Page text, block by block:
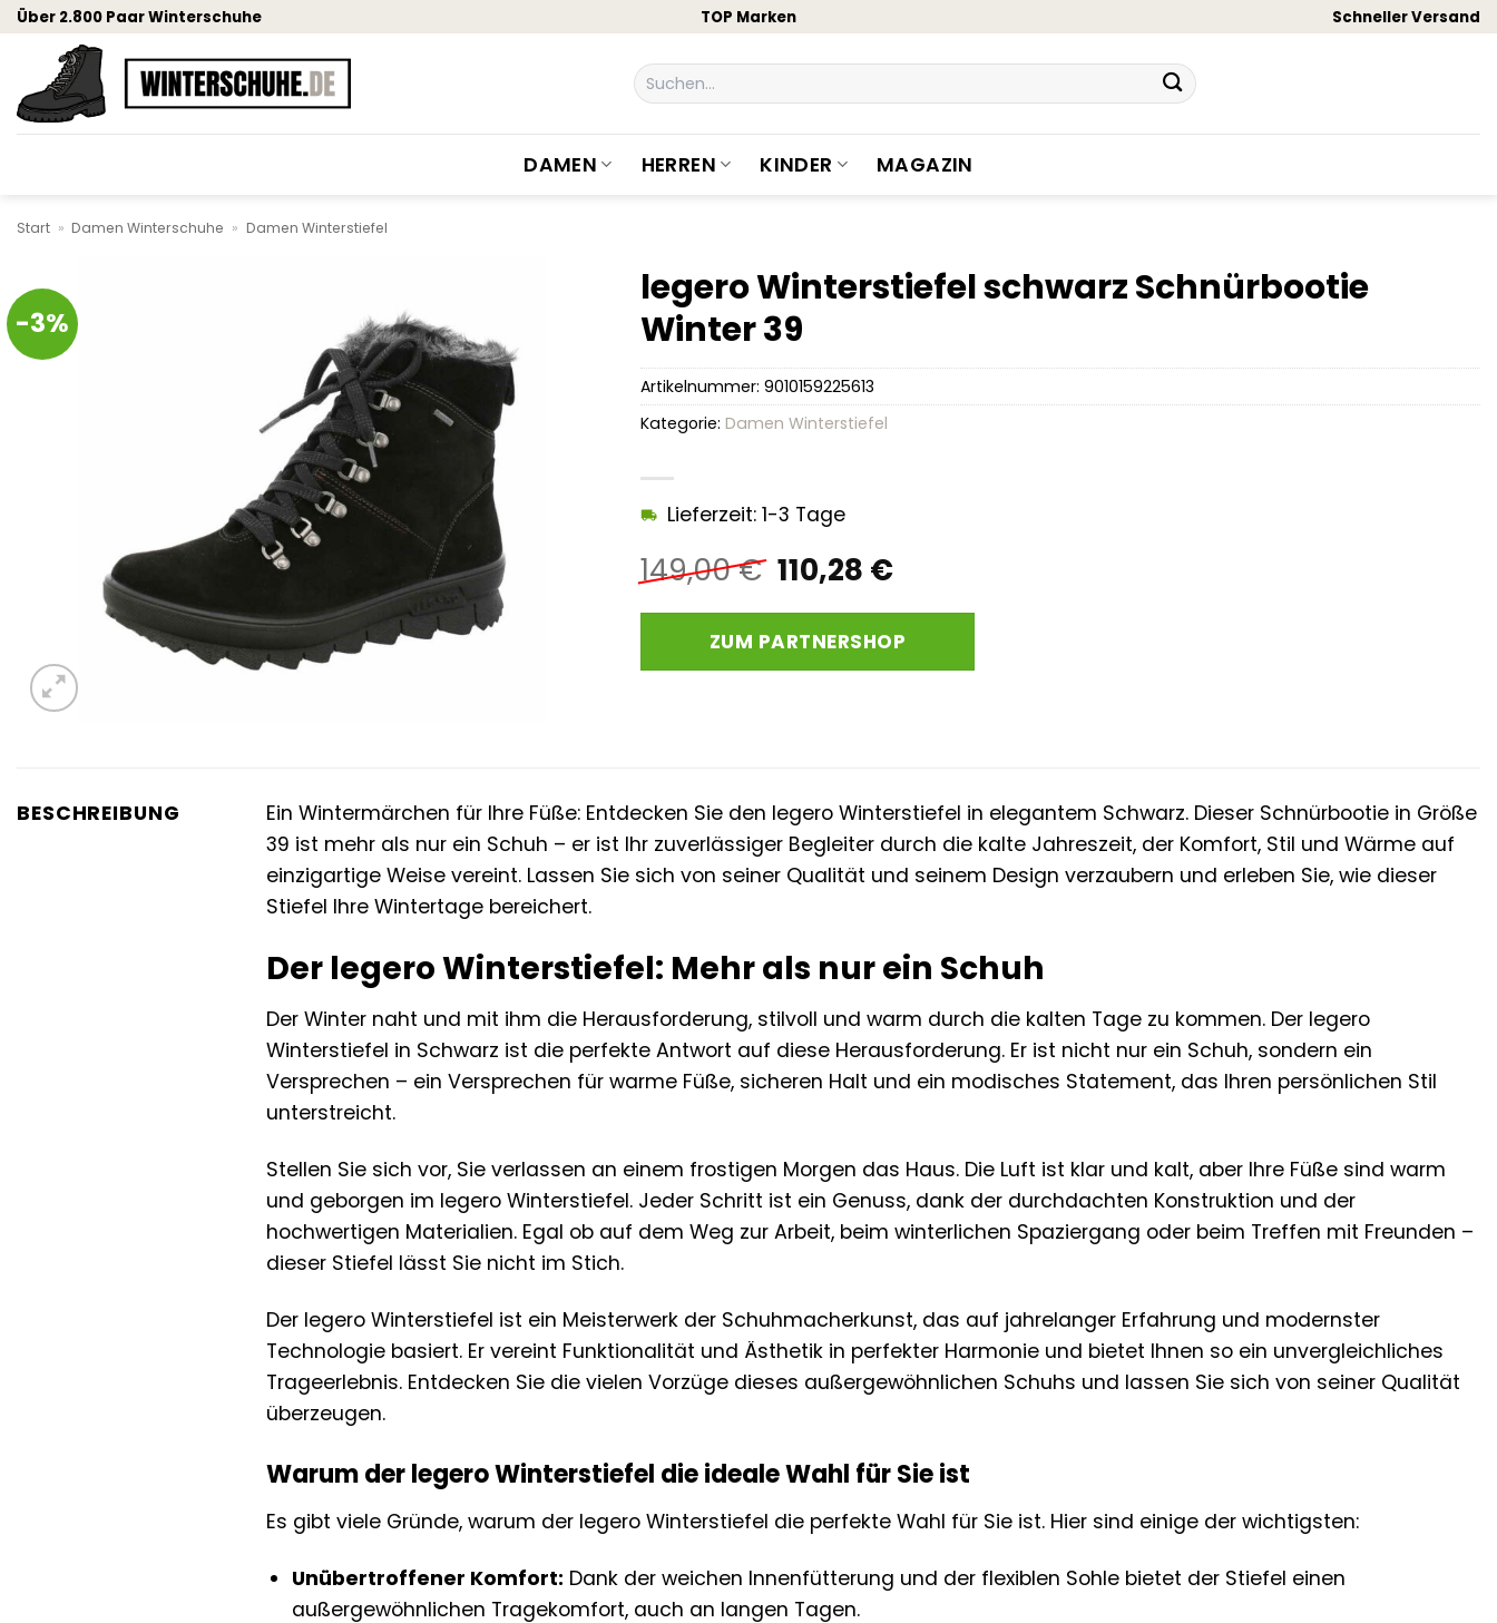
Zum
springen
Über 2.800 Paar Winterschuhe TOP Marken Schneller Versand
Suchen
nach:
DAMEN HERREN KINDER MAGAZIN
Start » Damen Winterschuhe » Damen Winterstiefel
-3%
legero Winterstiefel schwarz Schnürbootie
Winter 39
149,00€ Ursprünglicher
Preis
war:
149,00 €
110,28 €Aktueller
ist:
110,28 €.
Lieferzeit: 1-3 Tage
ZUM PARTNERSHOP
Artikelnummer: 9010159225613
Kategorie: Damen Winterstiefel
BESCHREIBUNG
Ein Wintermärchen für Ihre Füße: Entdecken Sie den legero Winterstiefel in elegantem Schwarz. Dieser Schnürbootie in Größe
39 ist mehr als nur ein Schuh – er ist Ihr zuverlässiger Begleiter durch die kalte Jahreszeit, der Komfort, Stil und Wärme auf
einzigartige Weise vereint. Lassen Sie sich von seiner Qualität und seinem Design verzaubern und erleben Sie, wie dieser
Stiefel Ihre Wintertage bereichert.
Der legero Winterstiefel: Mehr als nur ein Schuh
Der Winter naht und mit ihm die Herausforderung, stilvoll und warm durch die kalten Tage zu kommen. Der legero
Winterstiefel in Schwarz ist die perfekte Antwort auf diese Herausforderung. Er ist nicht nur ein Schuh, sondern ein
Versprechen – ein Versprechen für warme Füße, sicheren Halt und ein modisches Statement, das Ihren persönlichen Stil
unterstreicht.
Stellen Sie sich vor, Sie verlassen an einem frostigen Morgen das Haus. Die Luft ist klar und kalt, aber Ihre Füße sind warm
und geborgen im legero Winterstiefel. Jeder Schritt ist ein Genuss, dank der durchdachten Konstruktion und der
hochwertigen Materialien. Egal ob auf dem Weg zur Arbeit, beim winterlichen Spaziergang oder beim Treffen mit Freunden –
dieser Stiefel lässt Sie nicht im Stich.
Der legero Winterstiefel ist ein Meisterwerk der Schuhmacherkunst, das auf jahrelanger Erfahrung und modernster
Technologie basiert. Er vereint Funktionalität und Ästhetik in perfekter Harmonie und bietet Ihnen so ein unvergleichliches
Trageerlebnis. Entdecken Sie die vielen Vorzüge dieses außergewöhnlichen Schuhs und lassen Sie sich von seiner Qualität
überzeugen.
Warum der legero Winterstiefel die ideale Wahl für Sie ist
Es gibt viele Gründe, warum der legero Winterstiefel die perfekte Wahl für Sie ist. Hier sind einige der wichtigsten:
Unübertroffener Komfort: Dank der weichen Innenfütterung und der flexiblen Sohle bietet der Stiefel einen
außergewöhnlichen Tragekomfort, auch an langen Tagen.